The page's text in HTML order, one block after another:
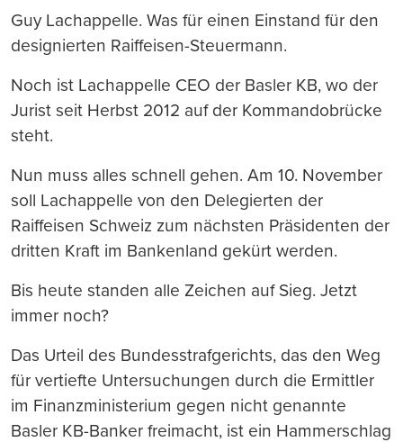
Guy Lachappelle. Was für einen Einstand für den
designierten Raiffeisen-Steuermann.
Noch ist Lachappelle CEO der Basler KB, wo der
Jurist seit Herbst 2012 auf der Kommandobrücke
steht.
Nun muss alles schnell gehen. Am 10. November
soll Lachappelle von den Delegierten der
Raiffeisen Schweiz zum nächsten Präsidenten der
dritten Kraft im Bankenland gekürt werden.
Bis heute standen alle Zeichen auf Sieg. Jetzt
immer noch?
Das Urteil des Bundesstrafgerichts, das den Weg
für vertiefte Untersuchungen durch die Ermittler
im Finanzministerium gegen nicht genannte
Basler KB-Banker freimacht, ist ein Hammerschlag